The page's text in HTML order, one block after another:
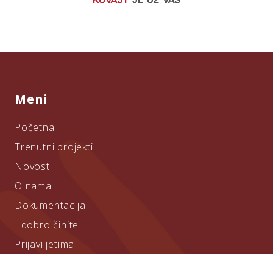
Meni
Početna
Trenutni projekti
Novosti
O nama
Dokumentacija
I dobro činite
Prijavi jetima